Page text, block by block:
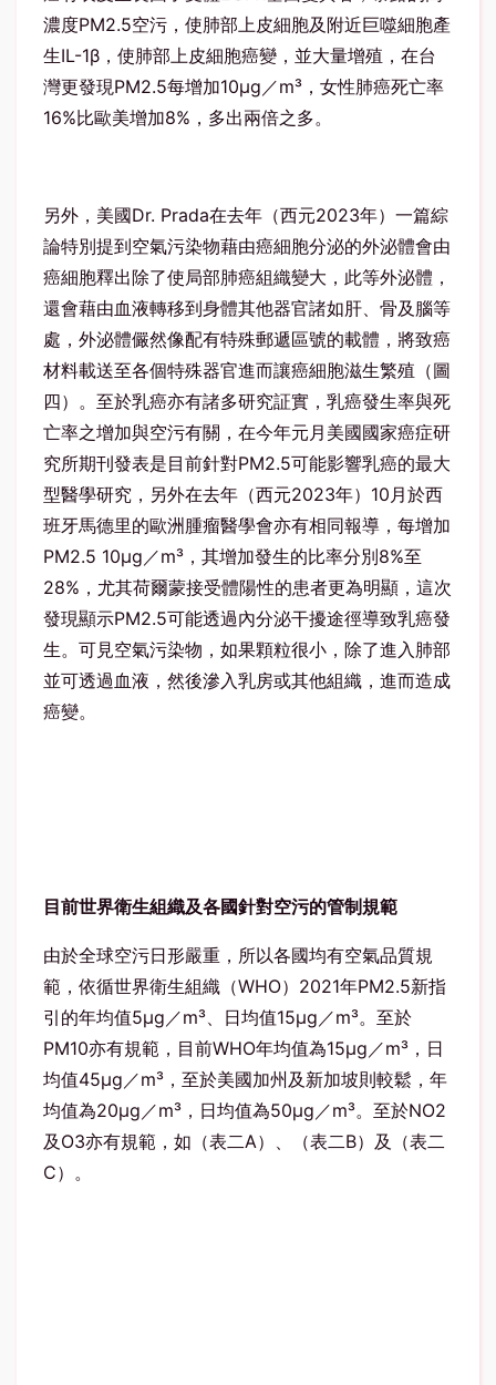
濃度PM2.5空污，使肺部上皮細胞及附近巨噬細胞產
生IL-1β，使肺部上皮細胞癌變，並大量增殖，在台
灣更發現PM2.5每增加10μg／m³，女性肺癌死亡率
16%比歐美增加8%，多出兩倍之多。
另外，美國Dr. Prada在去年（西元2023年）一篇綜
論特別提到空氣污染物藉由癌細胞分泌的外泌體會由
癌細胞釋出除了使局部肺癌組織變大，此等外泌體，
還會藉由血液轉移到身體其他器官諸如肝、骨及腦等
處，外泌體儼然像配有特殊郵遞區號的載體，將致癌
材料載送至各個特殊器官進而讓癌細胞滋生繁殖（圖
四）。至於乳癌亦有諸多研究証實，乳癌發生率與死
亡率之增加與空污有關，在今年元月美國國家癌症研
究所期刊發表是目前針對PM2.5可能影響乳癌的最大
型醫學研究，另外在去年（西元2023年）10月於西
班牙馬德里的歐洲腫瘤醫學會亦有相同報導，每增加
PM2.5 10μg／m³，其增加發生的比率分別8%至
28%，尤其荷爾蒙接受體陽性的患者更為明顯，這次
發現顯示PM2.5可能透過內分泌干擾途徑導致乳癌發
生。可見空氣污染物，如果顆粒很小，除了進入肺部
並可透過血液，然後滲入乳房或其他組織，進而造成
癌變。
目前世界衛生組織及各國針對空污的管制規範
由於全球空污日形嚴重，所以各國均有空氣品質規
範，依循世界衛生組織（WHO）2021年PM2.5新指
引的年均值5μg／m³、日均值15μg／m³。至於
PM10亦有規範，目前WHO年均值為15μg／m³，日
均值45μg／m³，至於美國加州及新加坡則較鬆，年
均值為20μg／m³，日均值為50μg／m³。至於NO2
及O3亦有規範，如（表二A）、（表二B）及（表二
C）。